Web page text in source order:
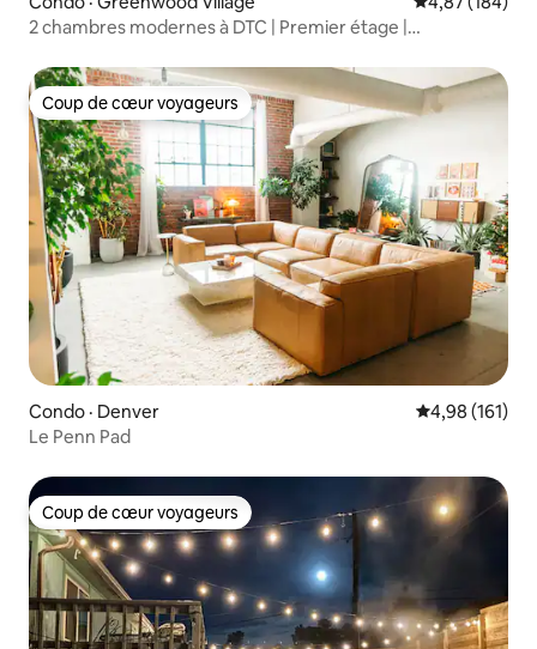
2 chambres modernes à DTC | Premier étage |
Coup de cœur voyageurs
Coup de cœur voyageurs
Condo · Denver Note
4,98 (161)
Le Penn Pad
Coup de cœur voyageurs
Coup de cœur voyageurs